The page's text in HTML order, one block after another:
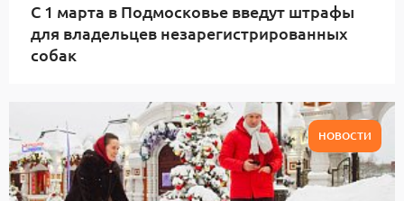
С 1 марта в Подмосковье введут штрафы
для владельцев незарегистрированных
собак
НОВОСТИ